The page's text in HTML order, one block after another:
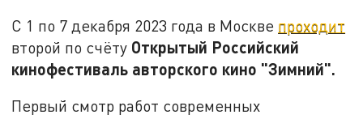
С 1 по 7 декабря 2023 года в Москве проходит
второй по счёту Открытый Российский
кинофестиваль авторского кино "Зимний".
Первый смотр работ современных